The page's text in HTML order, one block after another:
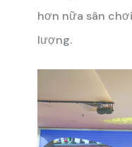
hơn nữa sân
lượng.